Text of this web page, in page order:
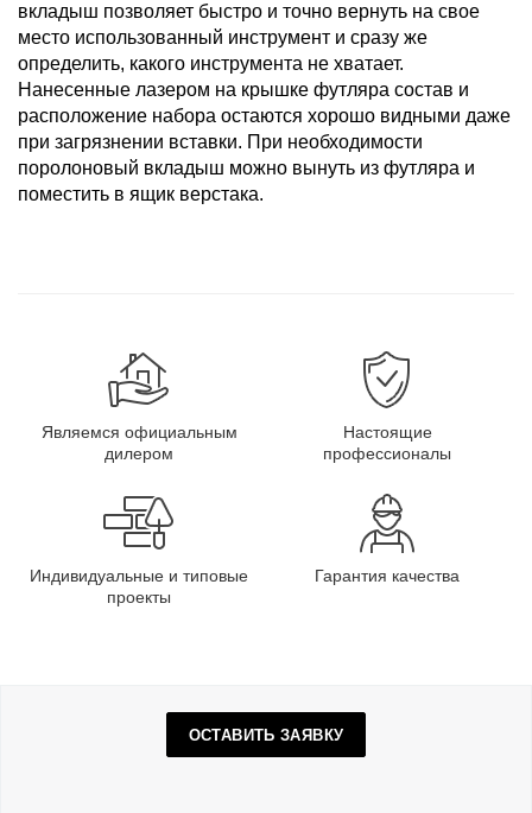
вкладыш позволяет быстро и точно вернуть на свое
место использованный инструмент и сразу же
определить, какого инструмента не хватает.
Нанесенные лазером на крышке футляра состав и
расположение набора остаются хорошо видными даже
при загрязнении вставки. При необходимости
поролоновый вкладыш можно вынуть из футляра и
поместить в ящик верстака.
Являемся официальным
дилером
Настоящие
профессионалы
Индивидуальные и типовые
проекты
Гарантия качества
ОСТАВИТЬ ЗАЯВКУ